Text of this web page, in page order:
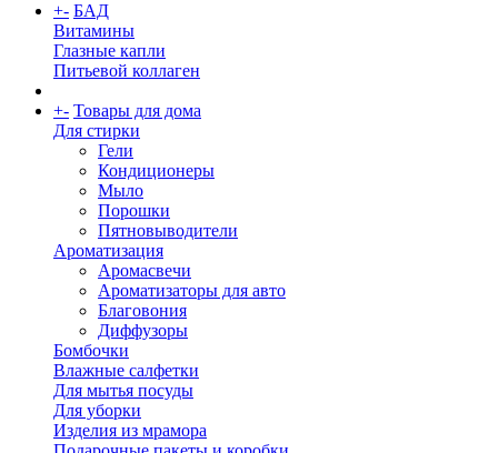
+- БАД
Витамины
Глазные капли
Питьевой коллаген
+- Товары для дома
Для стирки
Гели
Кондиционеры
Мыло
Порошки
Пятновыводители
Ароматизация
Аромасвечи
Ароматизаторы для авто
Благовония
Диффузоры
Бомбочки
Влажные салфетки
Для мытья посуды
Для уборки
Изделия из мрамора